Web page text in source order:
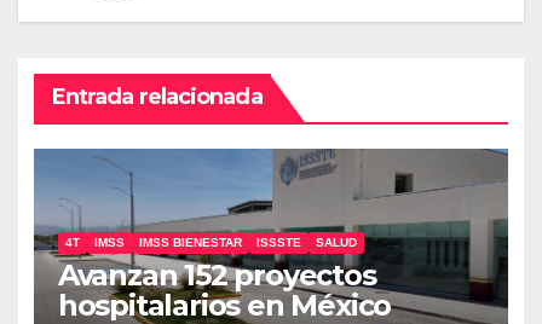
Entrada relacionada
4T IMSS IMSS BIENESTAR ISSSTE SALUD
Avanzan 152 proyectos
hospitalarios en México